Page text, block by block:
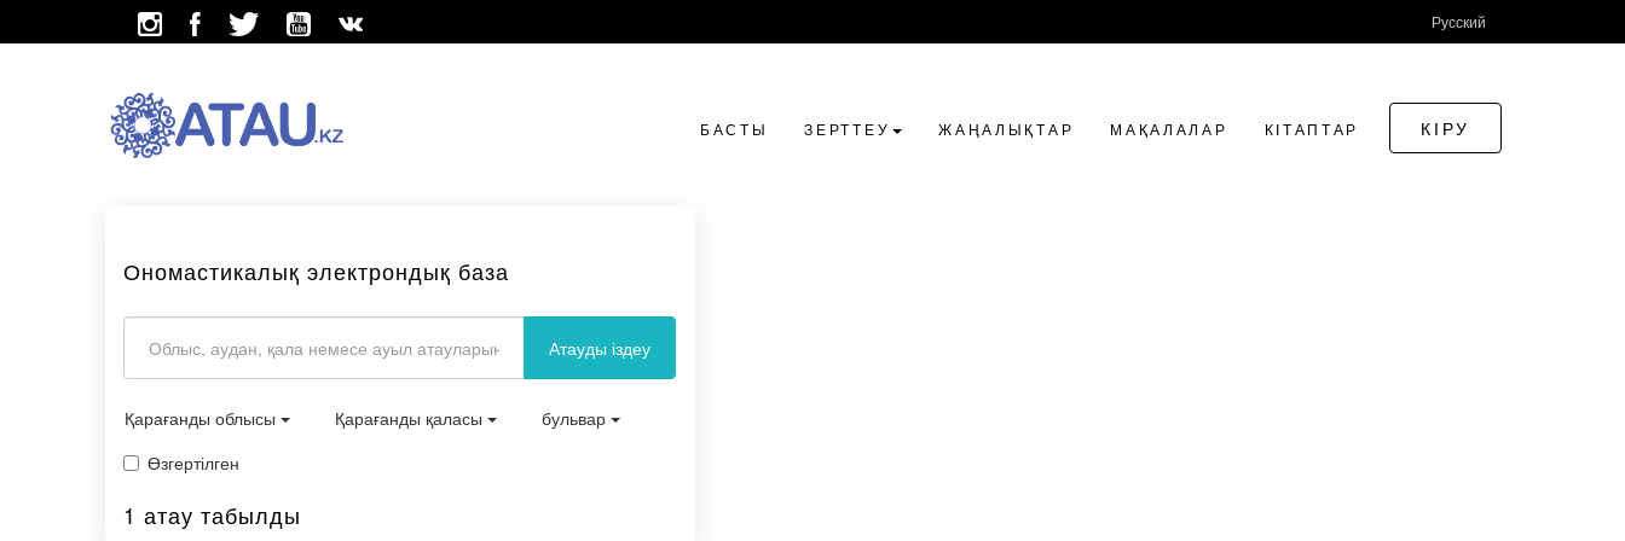
Русский
БАСТЫ ЗЕРТТЕУ ЖАҢАЛЫҚТАР МАҚАЛАЛАР КІТАПТАР КІРУ
Ономастикалық электрондық база
Атауды іздеу
Қарағанды облысы Қарағанды қаласы
бульвар
Өзгертілген
1 атау табылды